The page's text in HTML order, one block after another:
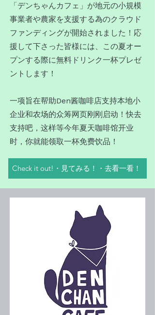
​「デンちゃんカフェ」が地元の小規模
事業者や農家を支援する為のクラウド
ファンディングが開始されました！応
援して下さった皆様には、この夏オー
プンする際に無料ドリンク一杯プレゼ
ントします！
一项旨在帮助Den酱咖啡店支持本地小
企业和农场的众筹网页刚刚启动！快去
支持吧，这样等今年夏天咖啡馆开业
时，你就能领取一杯免费饮品！
Check it out!・見てみる！・去看一看！